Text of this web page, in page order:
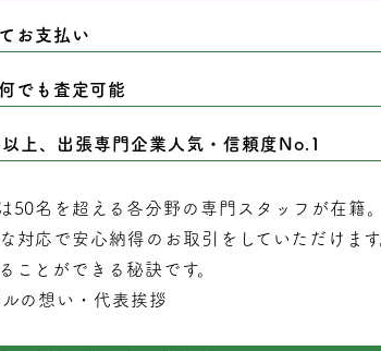
お支払い
でも査定可能
上、出張専門企業人気・信頼度No.1
50名を超える各分野の専門スタッフが在籍
対応で安心納得のお取引をしていただけま
ことができる秘訣です。
の想い・代表挨拶